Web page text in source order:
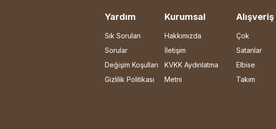
Yardım
Sık Sorulan
Sorular
Değişim Koşulları
Gizlilik Politikası
Kurumsal
Hakkımızda
İletişim
KVKK Aydınlatma
Metni
Alışveriş
Çok
Satanlar
Elbise
Takım